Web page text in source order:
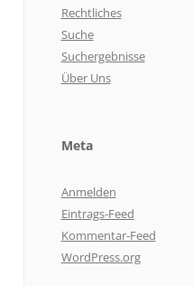
Rechtliches
Suche
Suchergebnisse
Über Uns
Meta
Anmelden
Eintrags-Feed
Kommentar-Feed
WordPress.org